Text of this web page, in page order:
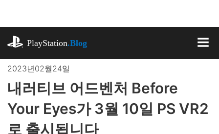
로
뛰
PlayStation.Blog
2023년02월24일
내러티브 어드벤처 Before
Your Eyes가 3월 10일 PS VR2
로 출시됩니다